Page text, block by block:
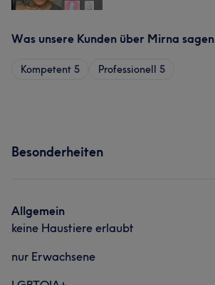
Was unsere Kunden über Mirna sagen
Kompetent 5 Professionell 5
Besonderheiten
Allgemein
keine Haustiere erlaubt
nur Erwachsene